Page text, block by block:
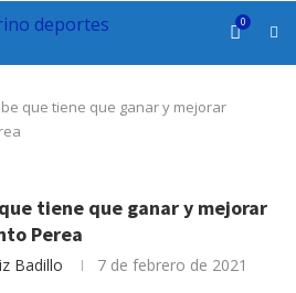
0
que tiene que ganar y mejorar
tiene que ganar y mejorar
Perea
Badillo 7 de febrero de 2021